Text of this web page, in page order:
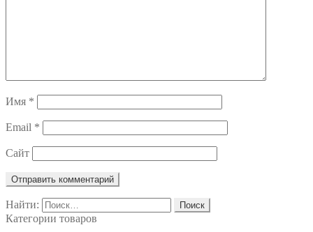
Имя *
Email *
Сайт
Найти:
Категории товаров